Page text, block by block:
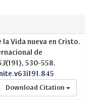
Vida nueva en Cristo.
de
(191), 530-558.
Download Citation